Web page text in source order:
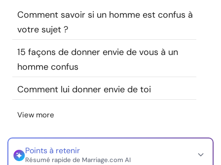
Communauté
Trouver un thérapeute
Langue
nous
© Copyright 2026. Tous droits réservés.
Comment savoir si un homme est confus à
votre sujet ?
15 façons de donner envie de vous à un
homme confus
Comment lui donner envie de toi
View more
Points à retenir
Résumé rapide de Marriage.com AI